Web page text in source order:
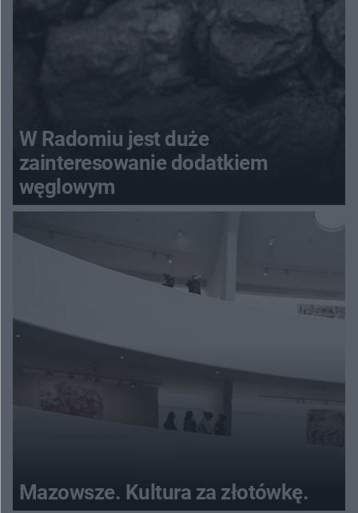
W Radomiu jest duże
zainteresowanie dodatkiem
węglowym
Mazowsze. Kultura za złotówkę.